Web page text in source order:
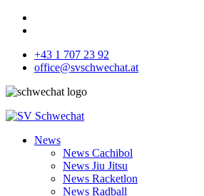
+43 1 707 23 92
office@svschwechat.at
News
News Cachibol
News Jiu Jitsu
News Racketlon
News Radball